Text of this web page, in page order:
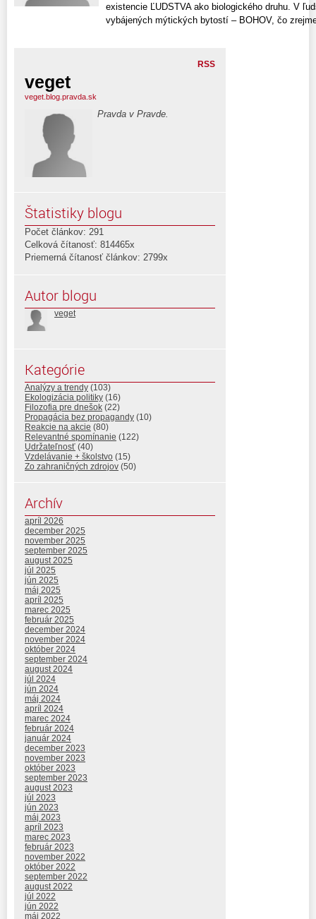
existencie ĽUDSTVA ako biologického druhu. V
vybájených mýtických bytostí – BOHOV, čo
RSS
veget
veget.blog.pravda.sk
Pravda v Pravde.
Štatistiky blogu
Počet článkov: 291
Celková čítanosť: 814465x
Priemerná čítanosť článkov: 2799x
Autor blogu
veget
Kategórie
Analýzy a trendy (103)
Ekologizácia politiky (16)
Filozofia pre dnešok (22)
Propagácia bez propagandy (10)
Reakcie na akcie (80)
Relevantné spomínanie (122)
Udržateľnosť (40)
Vzdelávanie + školstvo (15)
Zo zahraničných zdrojov (50)
Archív
apríl 2026
december 2025
november 2025
september 2025
august 2025
júl 2025
jún 2025
máj 2025
apríl 2025
marec 2025
február 2025
december 2024
november 2024
október 2024
september 2024
august 2024
júl 2024
jún 2024
máj 2024
apríl 2024
marec 2024
február 2024
január 2024
december 2023
november 2023
október 2023
september 2023
august 2023
júl 2023
jún 2023
máj 2023
apríl 2023
marec 2023
február 2023
november 2022
október 2022
september 2022
august 2022
júl 2022
jún 2022
máj 2022